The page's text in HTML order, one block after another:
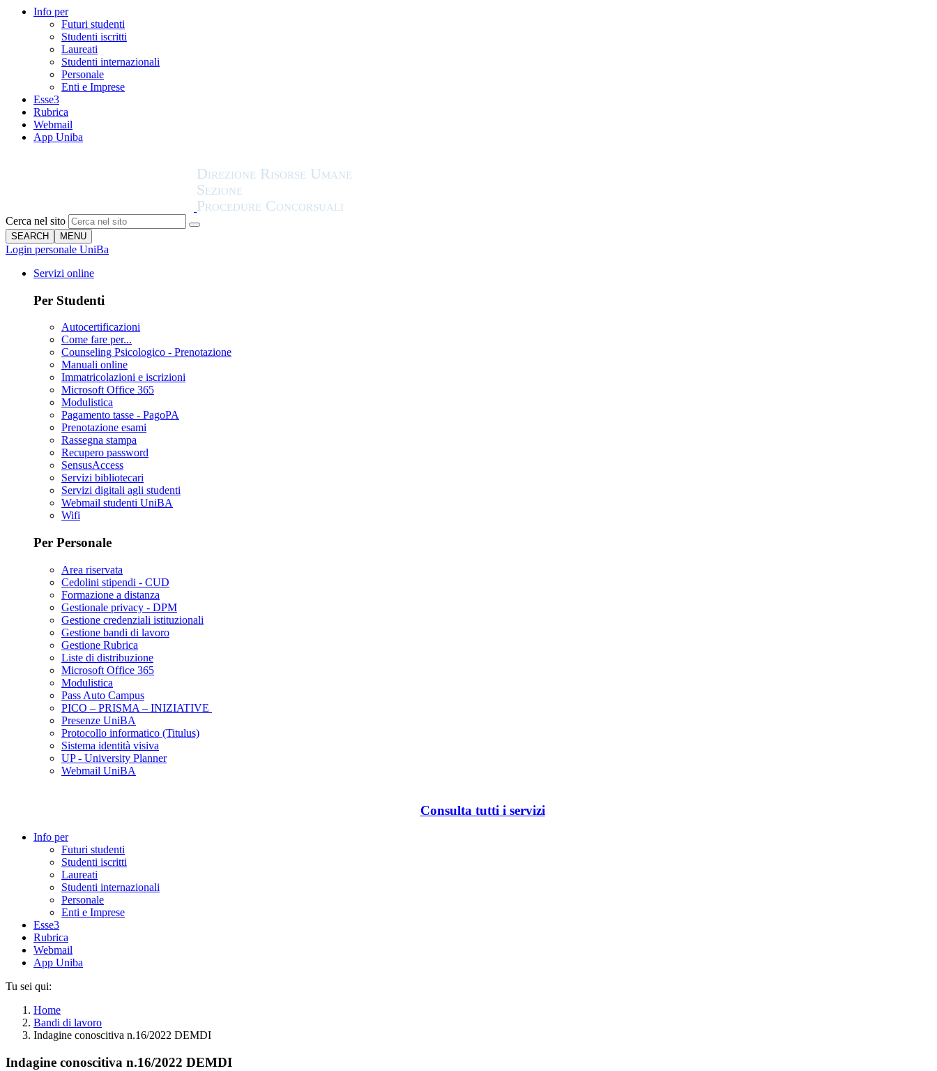
Info per
Futuri studenti
Studenti iscritti
Laureati
Studenti internazionali
Personale
Enti e Imprese
Esse3
Rubrica
Webmail
App Uniba
Cerca nel sito
SEARCH MENU
Login personale UniBa
Servizi online
Per Studenti
Autocertificazioni
Come fare per...
Counseling Psicologico - Prenotazione
Manuali online
Immatricolazioni e iscrizioni
Microsoft Office 365
Modulistica
Pagamento tasse - PagoPA
Prenotazione esami
Rassegna stampa
Recupero password
SensusAccess
Servizi bibliotecari
Servizi digitali agli studenti
Webmail studenti UniBA
Wifi
Per Personale
Area riservata
Cedolini stipendi - CUD
Formazione a distanza
Gestionale privacy - DPM
Gestione credenziali istituzionali
Gestione bandi di lavoro
Gestione Rubrica
Liste di distribuzione
Microsoft Office 365
Modulistica
Pass Auto Campus
PICO – PRISMA – INIZIATIVE
Presenze UniBA
Protocollo informatico (Titulus)
Sistema identità visiva
UP - University Planner
Webmail UniBA
Consulta tutti i servizi
Info per
Futuri studenti
Studenti iscritti
Laureati
Studenti internazionali
Personale
Enti e Imprese
Esse3
Rubrica
Webmail
App Uniba
Tu sei qui:
Home
Bandi di lavoro
Indagine conoscitiva n.16/2022 DEMDI
Indagine conoscitiva n.16/2022 DEMDI